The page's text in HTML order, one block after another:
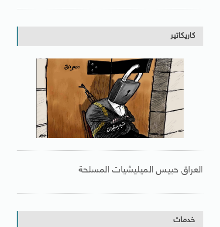
كاريكاتير
العراق حبيس الميليشيات المسلحة
خدمات